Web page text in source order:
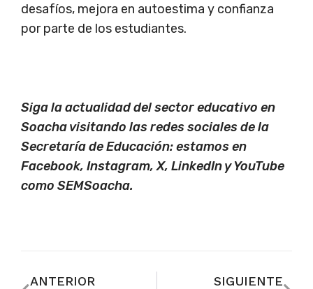
desafíos, mejora en autoestima y confianza
por parte de los estudiantes.
Siga la actualidad del sector educativo en
Soacha visitando las redes sociales de la
Secretaría de Educación: estamos en
Facebook, Instagram, X, LinkedIn y YouTube
como SEMSoacha.
ANTERIOR SIGUIENTE